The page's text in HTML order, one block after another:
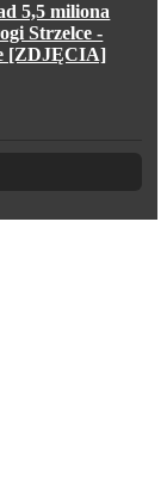
5,5 miliona
Strzelce -
[ZDJĘCIA]